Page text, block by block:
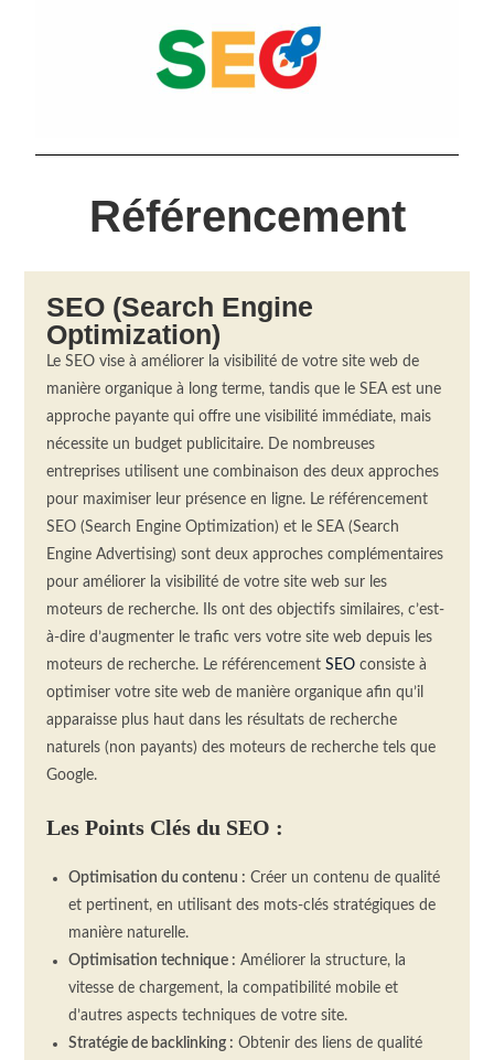
Référencement
SEO (Search Engine
Optimization)
Le SEO vise à améliorer la visibilité de votre site web de
manière organique à long terme, tandis que leSEA est une
approche payante qui offre une visibilité immédiate, mais
nécessite un budget publicitaire. De nombreuses
entreprises utilisent une combinaison des deux approches
pour maximiser leur présence en ligne. Le référencement
SEO(Search Engine Optimization) et leSEA (Search
Engine Advertising) sont deux approches complémentaires
pour améliorer la visibilité de votre site web sur les
moteurs de recherche. Ils ont des objectifs similaires, c’est-
à-dire d’augmenter le trafic vers votre site web depuis les
moteurs de recherche. Le référencementSEO consiste à
optimiser votre site web de manière organique afin qu’il
apparaisse plus haut dans les résultats de recherche
naturels(non payants) des moteurs de recherche tels que
Google.
Les Points Clés du SEO :
Optimisation du contenu : Créer un contenu de qualité
et pertinent, en utilisant des mots-clés stratégiques de
manière naturelle.
Optimisation technique : Améliorer la structure, la
vitesse de chargement, la compatibilité mobile et
d’autres aspects techniques de votre site.
Stratégie de backlinking : Obtenir des liens de qualité